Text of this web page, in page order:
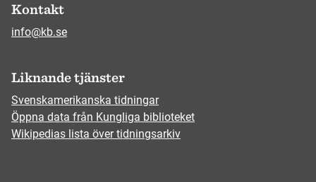
Kontakt
info@kb.se
Liknande tjänster
Svenskamerikanska tidningar
Öppna data från Kungliga biblioteket
Wikipedias lista över tidningsarkiv